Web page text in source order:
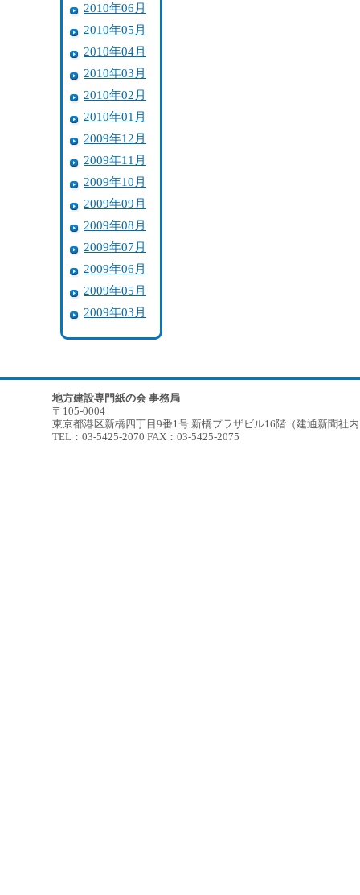
2010年06月
2010年05月
2010年04月
2010年03月
2010年02月
2010年01月
2009年12月
2009年11月
2009年10月
2009年09月
2009年08月
2009年07月
2009年06月
2009年05月
2009年03月
地方建設専門紙の会 事務局
〒105-0004
東京都港区新橋四丁目9番1号 新橋プラザビル16階（建通新聞社
TEL：03-5425-2070 FAX：03-5425-2075